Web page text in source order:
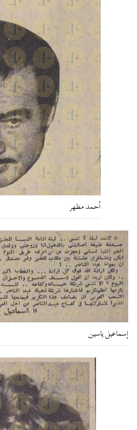
أحمد مظهر
إسماعيل ياسين